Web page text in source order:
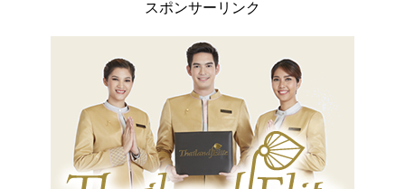
スポンサーリンク